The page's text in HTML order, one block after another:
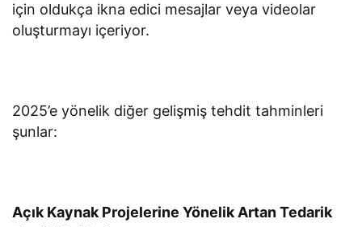
için oldukça ikna edici mesajlar veya videolar
oluşturmayı içeriyor.
2025’e yönelik diğer gelişmiş tehdit tahminleri
şunlar:
Açık Kaynak Projelerine Yönelik Artan Tedarik